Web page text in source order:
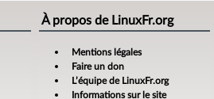
À propos de LinuxFr.org
Mentions légales
Faire un don
L’équipe de LinuxFr.org
Informations sur le site